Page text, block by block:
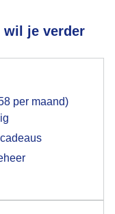
wil je verder
per maand)
voor het
hebt gegeven,
browser waarin